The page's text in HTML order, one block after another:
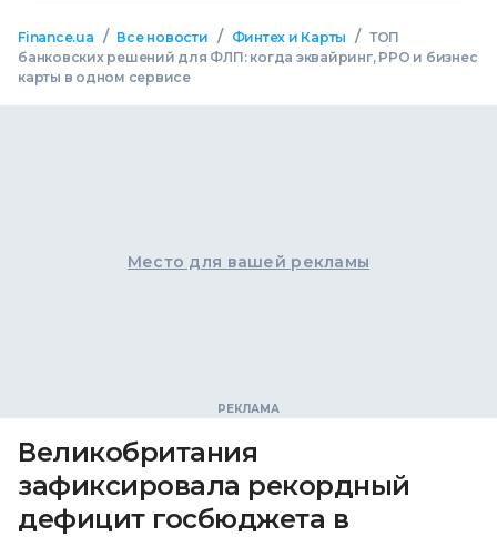
Finance.ua / Все новости / Финтех и Карты / ТОП
банковских решений для ФЛП: когда эквайринг, РРО и бизнес
карты в одном сервисе
Место для вашей рекламы
Великобритания
зафиксировала рекордный
дефицит госбюджета в